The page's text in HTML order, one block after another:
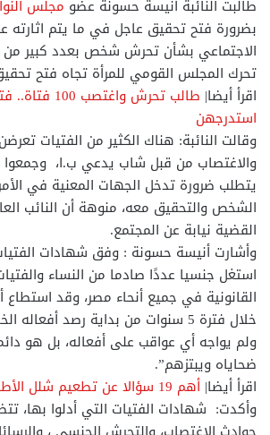
طالبت النائبة أنيسة حسونة عضو مجلس
بضرورة فتح تحقيق عاجل في ما يتم اثارته
الاجتماعي بشأن تحرش شخص بعدد كبير من
تحرك المجلس القومي للمرأة تجاه فتح
اقرأ أيضا|
طالب تحرش
استدرجهن
وقالت النائبة: هناك الكثير من الفتيات
والاغتصاب من قبل شاب يدعي ب.ا، وجمعوا
يتطلب ضرورة تدخل الجهات المعنية في
الشخص والتحقيق معه، منوهة أن النائب
القضية نيابة عن المجتمع.
وأشارت أنيسة حسونة : وفق شهادات
استغل جنسيا عددًا صادما من النساء
القانونية في جميع أنحاء مصر، وقد
خلال فترة 5 سنوات من بداية رصد
ولم يواجه أي عواقب على أفعاله، بل هو
ضحاياه ويبتزهم”.
اقرأ أيضا| أهم 19 سؤالا عن تطعيم شلل الأطفال
وأكدت: شهادات الفتيات التي أدلوا بها،